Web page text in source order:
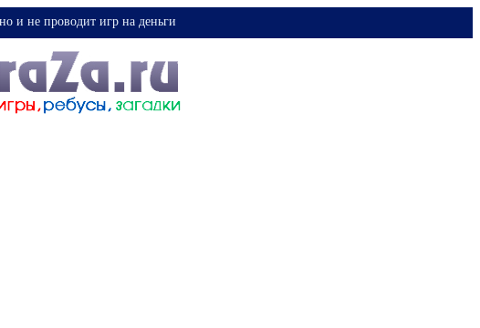
и не проводит игр на деньги